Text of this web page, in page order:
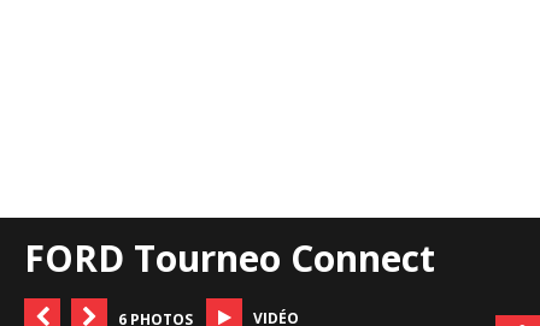
FORD Tourneo Connect
6 PHOTOS VIDÉO